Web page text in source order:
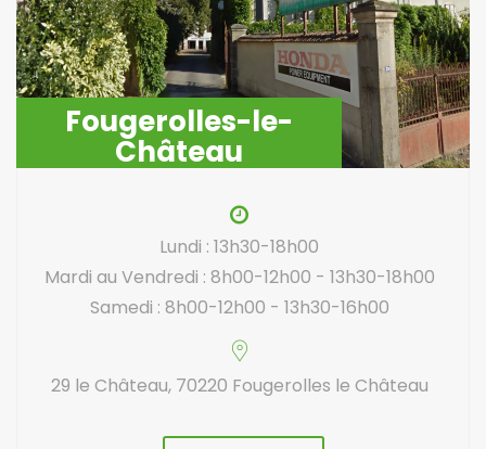
Fougerolles-le-
Château
Lundi : 13h30-18h00
Mardi au Vendredi : 8h00-12h00 - 13h30-18h00
Samedi : 8h00-12h00 - 13h30-16h00
29 le Château, 70220 Fougerolles le Château